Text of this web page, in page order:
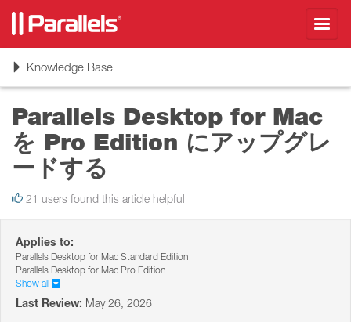
ToggleKnowledge Base
Parallels Desktop for Mac
を Pro Edition にアップグレ
ードする
21 users found this article helpful
Applies to:
Parallels Desktop for Mac Standard Edition
Parallels Desktop for Mac Pro Edition
Show all
Last Review: May 26, 2026